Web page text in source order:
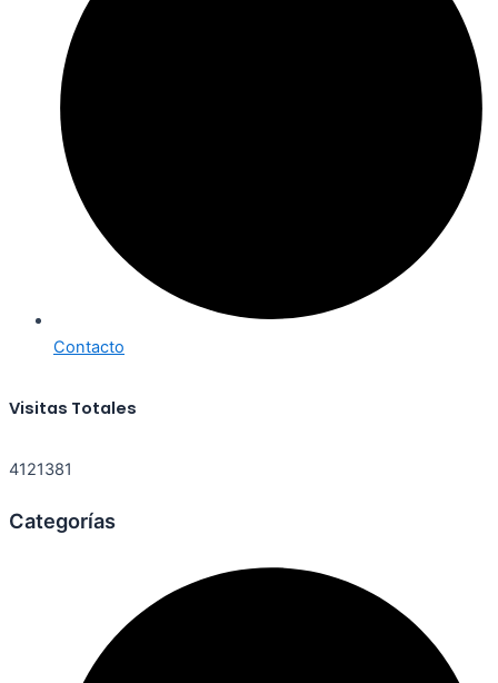
Contacto
Visitas Totales
4121381
Categorías